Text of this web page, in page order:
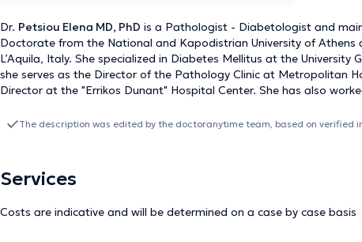
Dr. Petsiou Elena MD, PhD is a Pathologist - Diabetologist and
Doctorate from the National and Kapodistrian University of Athens
L’Aquila, Italy. She specialized in Diabetes Mellitus at the University General Hospital "Attikon". Alongside her private practice,
she serves as the Director of the Pathology Clinic at Metropolitan
Director at the "Errikos Dunant" Hospital Center. She has also
in diabetes mellitus and obesity. Finally, Dr. Petsiou is a member of the Hellenic Diabetes Association, the Hellenic Society of
The description was edited by the doctoranytime team, based on verified
Services
Costs are indicative and will be determined on a case by case basis